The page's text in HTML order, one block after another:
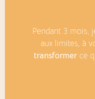
Pendant 3 mois,
aux limites, à
transformer ce